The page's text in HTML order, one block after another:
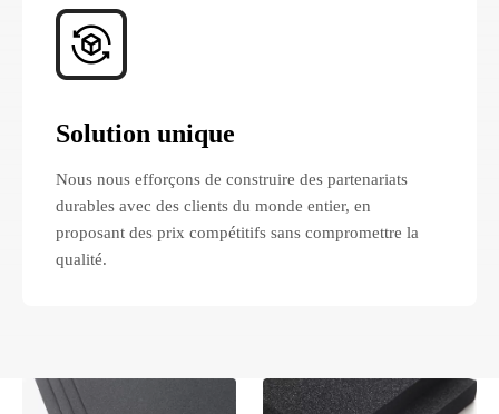
Solution unique
Nous nous efforçons de construire des partenariats
durables avec des clients du monde entier, en
proposant des prix compétitifs sans compromettre la
qualité.